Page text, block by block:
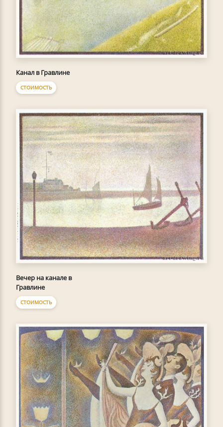
Канал в Гравлине
СТОИМОСТЬ
Вечер на канале в
Гравлине
СТОИМОСТЬ